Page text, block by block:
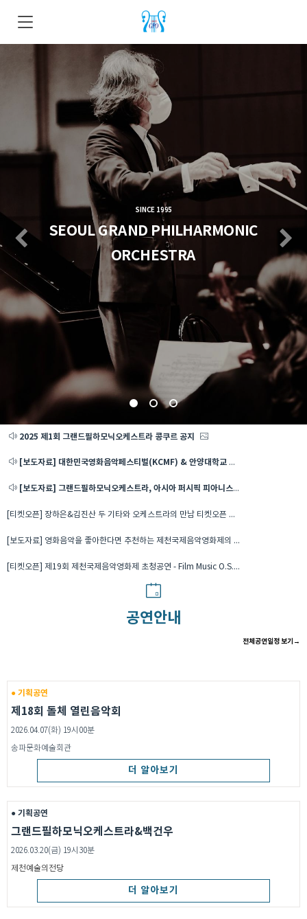
SINCE 1995
SEOUL GRAND PHILHARMONIC
ORCHESTRA
Previous
2025 제1회 그랜드필하모닉오케스트라 콩쿠르 공지
[보도자료] 대한민국영화음악페스티벌(KCMF) & 안양대학교 간 산학협력 업무협약 체결
[보도자료] 그랜드필하모닉오케스트라, 아시아 퍼시픽 피아니스트 협회와 문화인력 양성과 다각적인 협력관계 등 업무협약체결
[티켓오픈] 장하은&김진산 두 기타와 오케스트라의 만남 티켓오픈 안내
[보도자료] 영화음악을 좋아한다면 추천하는 제천국제음악영화제의 필름 뮤직 O.S.T 콘서트
[티켓오픈] 제19회 제천국제음악영화제 초청공연 - Film Music O.S.T. Concert 티켓 오픈 안내
공연안내
전체공연일정 보기→
● 기획공연
제18회 돌체 열린음악회
2026.04.07(화) 19시00분
송파문화예술회관
더 알아보기
● 기획공연
그랜드필하모닉오케스트라&백건우
2026.03.20(금) 19시30분
제천예술의전당
더 알아보기